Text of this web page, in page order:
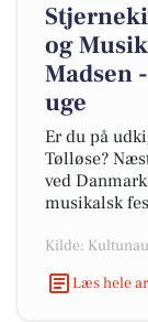
og
Madsen
uge
Er du på
Tølløse?
ved
musikalsk
Kilde:
Læs hele